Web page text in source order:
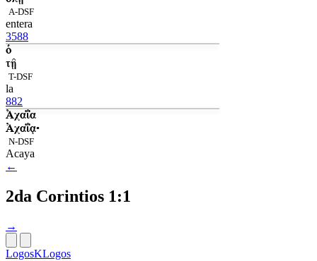
A-DSF
entera
3588
ὁ
τῇ
T-DSF
la
882
Ἀχαΐα
Ἀχαΐᾳ·
N-DSF
Acaya
←
2da Corintios 1:1
→
LogosKLogos